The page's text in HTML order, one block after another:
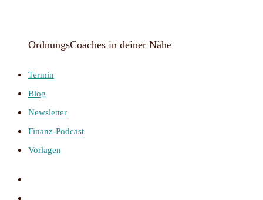
OrdnungsCoaches in deiner Nähe
Termin
Blog
Newsletter
Finanz-Podcast
Vorlagen